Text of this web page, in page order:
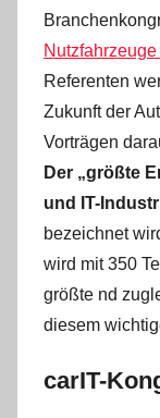
Referenten
Zukunft der
Vorträgen
Der „größte
und IT-
bezeichnet
wird mit 350
größte nd
diesem
carIT-